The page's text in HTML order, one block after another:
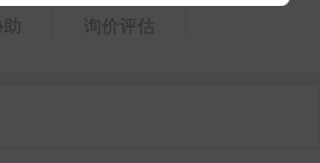
询价评估
VIP会员 SVIP会员